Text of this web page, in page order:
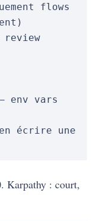
flows
env vars
écrire une
Karpathy : court,